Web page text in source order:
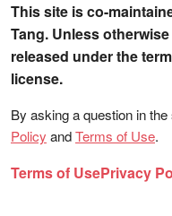
This site is co-
Tang. Unless
released under the
license.
By asking a question in
Policy andTerms of Use.
Terms of UsePrivacy